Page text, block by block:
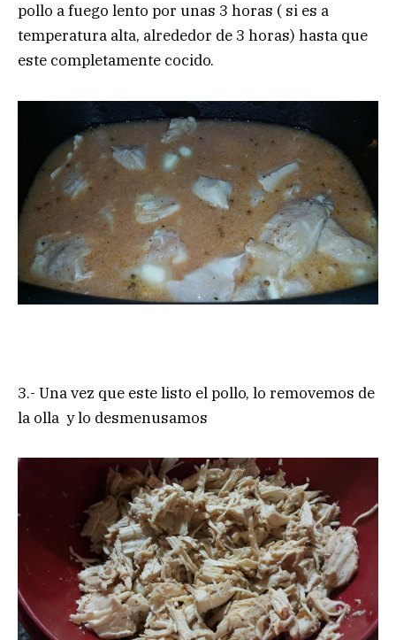
pollo a fuego lento por unas 3 horas ( si es a
temperatura alta, alrededor de 3 horas) hasta que
este completamente cocido.
3.- Una vez que este listo el pollo, lo removemos de
la olla y lo desmenusamos